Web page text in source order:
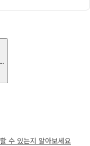
수 있는지 알아보세요